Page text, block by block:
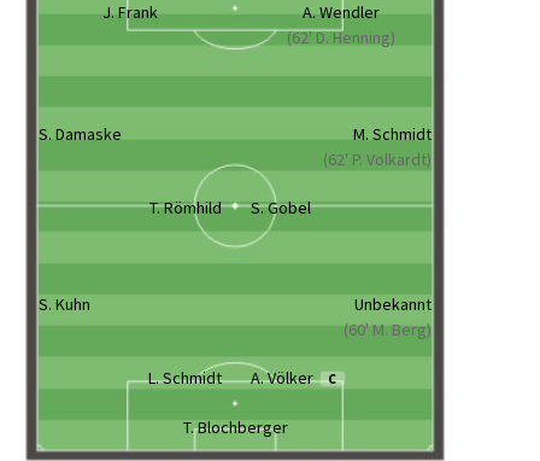
J. Frank
A. Wendler
(62' D. Henning)
S. Damaske
M. Schmidt
(62' P. Volkardt)
T. Römhild S. Gobel
S. Kuhn
Unbekannt
(60' M. Berg)
L. Schmidt A. Völker C
T. Blochberger